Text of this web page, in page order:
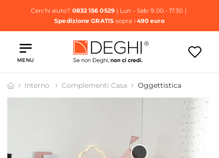
Cerchi aiuto? 0832 156 0529| Lun - Sab: 9.00 - 17.30 |
Spedizione GRATISsopra i 490 euro
MENU
Interno Complementi Casa Oggettistica